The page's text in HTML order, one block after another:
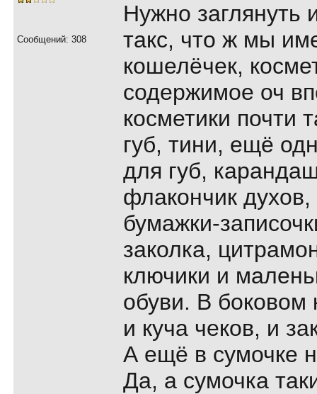
Сообщений: 308
Нужно заглянуть
такс, что ж мы
кошелёчек,
содержимое оч
косметики почти
губ, тини, ещё
для губ,
флакончик
бумажки-
заколка,
ключики и
обуви. В боковом
и куча чеков, и
А ещё в сумочке
Да, а сумочка